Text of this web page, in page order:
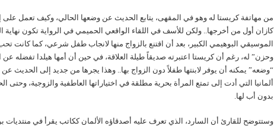
من مهاتفة كريستا له وهو في المقهى، يتابع الحديث عن وضعها الحالي، وكيف تعمل على
كازان أول من أخرجها.. ولكن للأسف في اللقاء الواقعي الحميمي في الرواية تكون نهاية
الموسيقي البوهيمي الكبير، بعد أن اقتنع بالزواج منها لانجاب طفل شرعي، كما كانت
وحزن” له، رغم أن كريستا اعتبرته صديقاً طيلة العلاقة، في حين أن أمها هيلدا تفضله
“وضعه” يمكنه أن يوفر لابنتها طفلاً دون الزواج بها.. وهذا يجرها من جديد إلى الحديث عن
ألمانيا التي أدت إلى تمتع المرأة بحرية مطلقة في اختياراتها العاطفية والزوجية،
بدون أب لها.
وستتوضح للقارئ أن السارد، الذي تعرف عليه أصدقاؤه الألمان ككاتب يقرأ في